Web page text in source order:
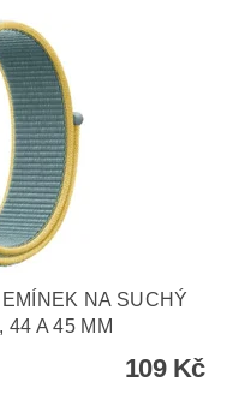
NA SUCHÝ
44 A 45 MM
109 Kč